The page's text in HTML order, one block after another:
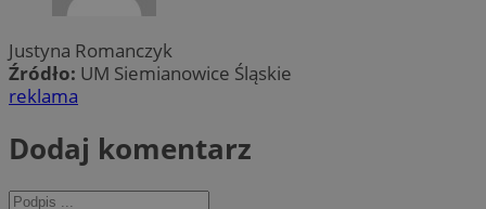
Justyna Romanczyk
Źródło: UM Siemianowice Śląskie
reklama
Dodaj komentarz